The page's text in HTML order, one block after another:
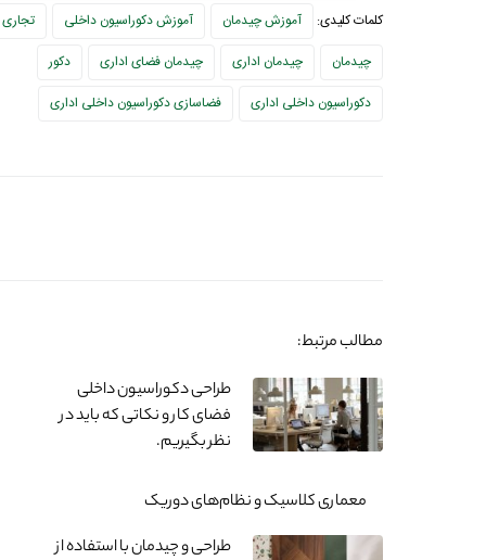
کلمات کلیدی: آموزش چیدمان آموزش دکوراسیون داخلی
تجاری
چیدمان
چیدمان اداری چیدمان فضای اداری
دکور
دکوراسیون داخلی اداری
فضاسازی دکوراسیون داخلی اداری
مطالب مرتبط:
طراحی دکوراسیون داخلی
فضای کار و نکاتی که باید در
نظر بگیریم.
معماری کلاسیک و نظام‌های دوریک
طراحی و چیدمان با استفاده از